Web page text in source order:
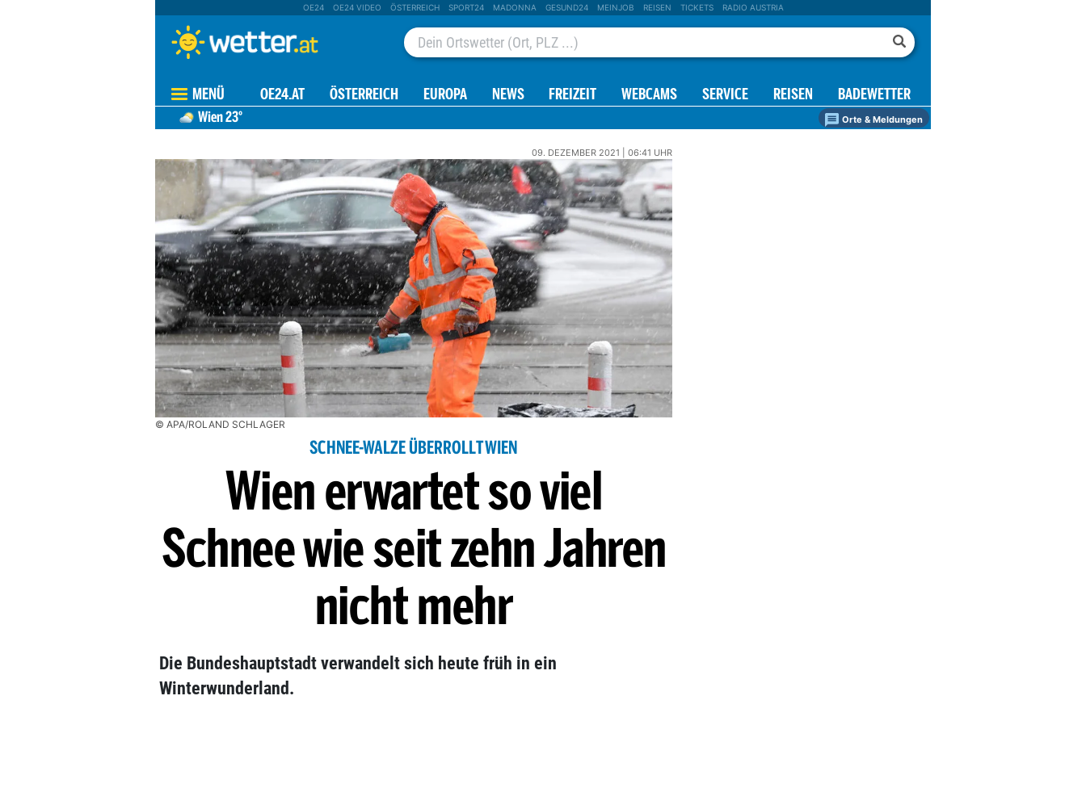
OE24 OE24 VIDEO ÖSTERREICH SPORT24 MADONNA GESUND24 MEINJOB REISEN TICKETS RADIO AUSTRIA
MENÜ OE24.AT ÖSTERREICH EUROPA NEWS FREIZEIT WEBCAMS SERVICE REISEN BADEWETTER
Wien23° Orte & Meldungen
09. DEZEMBER 2021 | 06:41 UHR
© APA/ROLAND SCHLAGER
SCHNEE-WALZE ÜBERROLLT WIEN
Wien erwartet so viel
Schnee wie seit zehn Jahren
nicht mehr
Die Bundeshauptstadt verwandelt sich heute früh in ein
Winterwunderland.